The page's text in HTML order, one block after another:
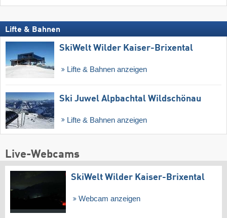
Lifte & Bahnen
SkiWelt Wilder Kaiser-Brixental
Lifte & Bahnen anzeigen
Ski Juwel Alpbachtal Wildschönau
Lifte & Bahnen anzeigen
Live-Webcams
SkiWelt Wilder Kaiser-Brixental
Webcam anzeigen